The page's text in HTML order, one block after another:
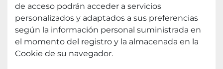
de acceso podrán acceder a servicios
personalizados y adaptados a sus preferencias
según la información personal suministrada en
el momento del registro y la almacenada en la
Cookie de su navegador.